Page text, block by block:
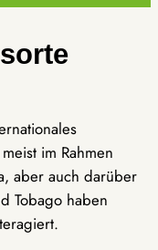
im Rahmen
aber auch darüber
Tobago haben